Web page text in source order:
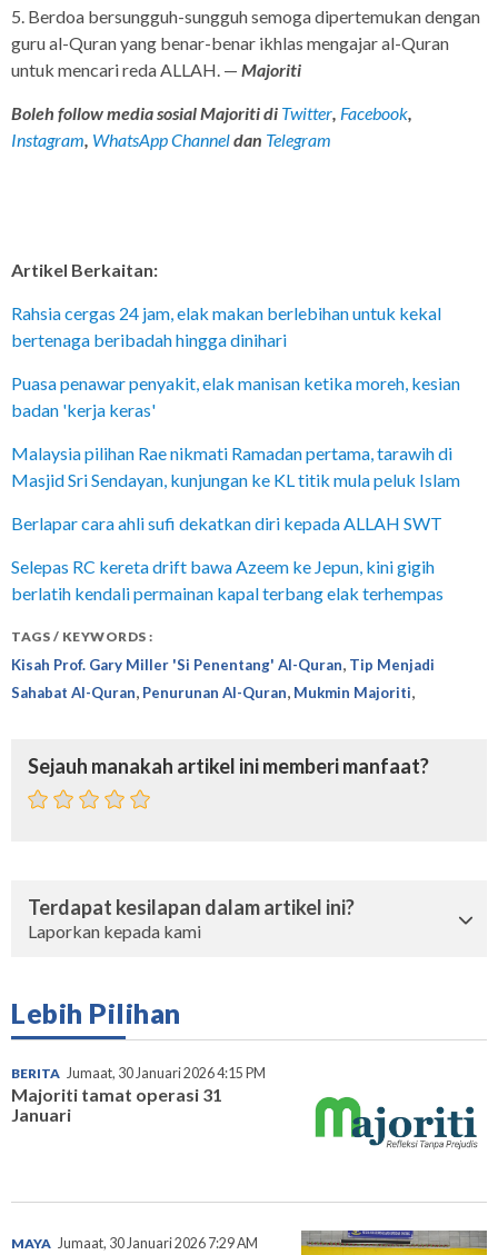
5. Berdoa bersungguh-sungguh semoga dipertemukan dengan
guru al-Quran yang benar-benar ikhlas mengajar al-Quran
untuk mencari reda ALLAH. — Majoriti
Boleh follow media sosial Majoriti di Twitter, Facebook,
Instagram, WhatsApp Channeldan Telegram
Artikel Berkaitan:
Rahsia cergas 24 jam, elak makan berlebihan untuk kekal
bertenaga beribadah hingga dinihari
Puasa penawar penyakit, elak manisan ketika moreh, kesian
badan 'kerja keras'
Malaysia pilihan Rae nikmati Ramadan pertama, tarawih di
Masjid Sri Sendayan, kunjungan ke KL titik mula peluk Islam
Berlapar cara ahli sufi dekatkan diri kepada ALLAH SWT
Selepas RC kereta drift bawa Azeem ke Jepun, kini gigih
berlatih kendali permainan kapal terbang elak terhempas
TAGS / KEYWORDS :
Kisah Prof. Gary Miller 'si Penentang' Al-Quran, Tip Menjadi
Sahabat Al-Quran, Penurunan Al-Quran, Mukmin Majoriti,
Sejauh manakah artikel ini memberi manfaat?
Terdapat kesilapan dalam artikel ini?
Laporkan kepada kami
Lebih Pilihan
BERITA Jumaat, 30 Januari 2026 4:15 PM
Majoriti tamat operasi 31
Januari
MAYA Jumaat, 30 Januari 2026 7:29 AM